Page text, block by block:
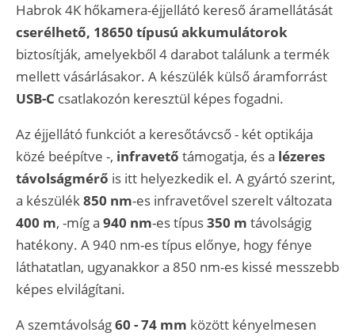
Habrok 4K hőkamera-éjjellátó kereső áramellátását
cserélhető, 18650 típusú akkumulátorok
biztosítják, amelyekből 4 darabot találunk a termék
mellett vásárlásakor. A készülék külső áramforrást
USB-C csatlakozón keresztül képes fogadni.
Az éjjellátó funkciót a keresőtávcső - két optikája
közé beépítve -, infravető támogatja, és a lézeres
távolságmérő is itt helyezkedik el. A gyártó szerint,
a készülék850 nm-es infravetővel szerelt változata
400 m, -míg a 940 nm-es típus350 m távolságig
hatékony. A 940 nm-es típus előnye, hogy fénye
láthatatlan, ugyanakkor a 850 nm-es kissé messzebb
képes elvilágítani.
A szemtávolság60 - 74 mm között kényelmesen